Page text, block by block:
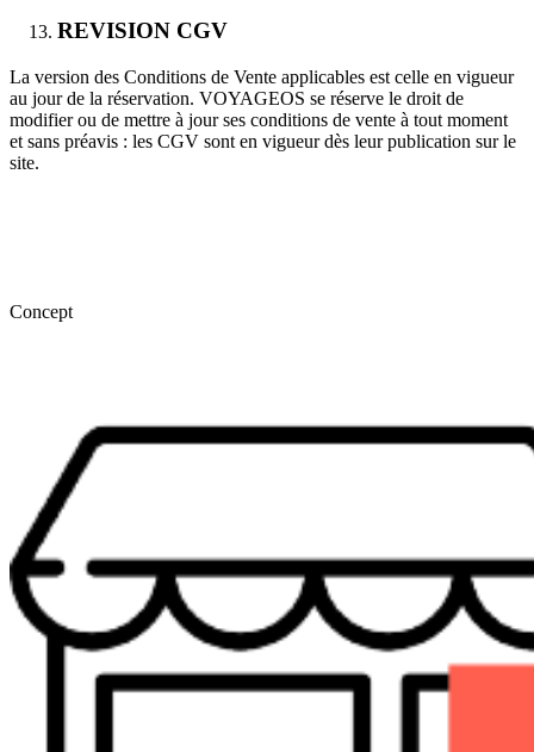
REVISION CGV
La version des Conditions de Vente applicables est celle en vigueur
au jour de la réservation. VOYAGEOS se réserve le droit de
modifier ou de mettre à jour ses conditions de vente à tout moment
et sans préavis : les CGV sont en vigueur dès leur publication sur le
site.
Concept